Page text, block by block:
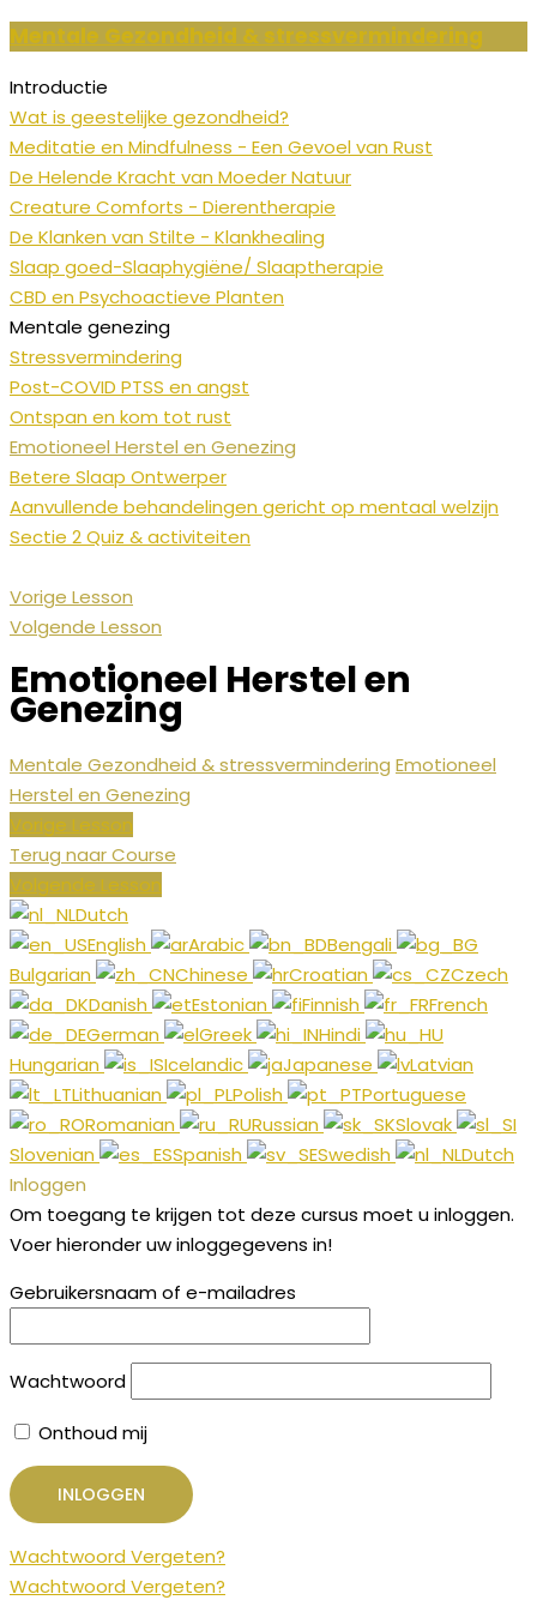
Mentale Gezondheid & stressvermindering
Introductie
Wat is geestelijke gezondheid?
Meditatie en Mindfulness - Een Gevoel van Rust
De Helende Kracht van Moeder Natuur
Creature Comforts - Dierentherapie
De Klanken van Stilte - Klankhealing
Slaap goed-Slaaphygiëne/ Slaaptherapie
CBD en Psychoactieve Planten
Mentale genezing
Stressvermindering
Post-COVID PTSS en angst
Ontspan en kom tot rust
Emotioneel Herstel en Genezing
Betere Slaap Ontwerper
Aanvullende behandelingen gericht op mentaal welzijn
Sectie 2 Quiz & activiteiten
Vorige Lesson
Volgende Lesson
Emotioneel Herstel en
Genezing
Mentale Gezondheid & stressvermindering Emotioneel
Herstel en Genezing
Vorige Lesson
Terug naar Course
Volgende Lesson
Dutch
English
Arabic
Bengali
Bulgarian
Chinese Croatian
Czech
Danish
Estonian Finnish
French
German
Greek
Hindi
Hungarian
Icelandic Japanese
Latvian
Lithuanian
Polish
Portuguese
Romanian
Russian
Slovak
Slovenian
Spanish Swedish
Dutch
Inloggen
Om toegang te krijgen tot deze cursus moet u inloggen.
Voer hieronder uw inloggegevens in!
Gebruikersnaam of e-mailadres
Wachtwoord
Onthoud mij
Wachtwoord Vergeten?
Wachtwoord Vergeten?